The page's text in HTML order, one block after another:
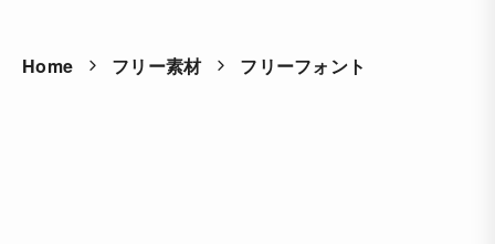
Home フリー素材 フリーフォント